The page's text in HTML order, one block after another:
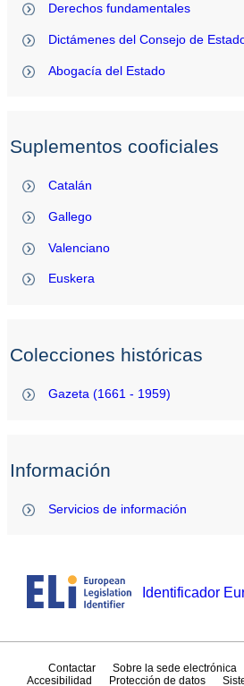
Derechos fundamentales
Dictámenes del Consejo de
Abogacía del Estado
Suplementos cooficiales
Catalán
Gallego
Valenciano
Euskera
Colecciones históricas
Gazeta (1661 - 1959)
Información
Servicios de información
Identificador
Contactar Sobre la sede electrónica
Accesibilidad
Protección de datos